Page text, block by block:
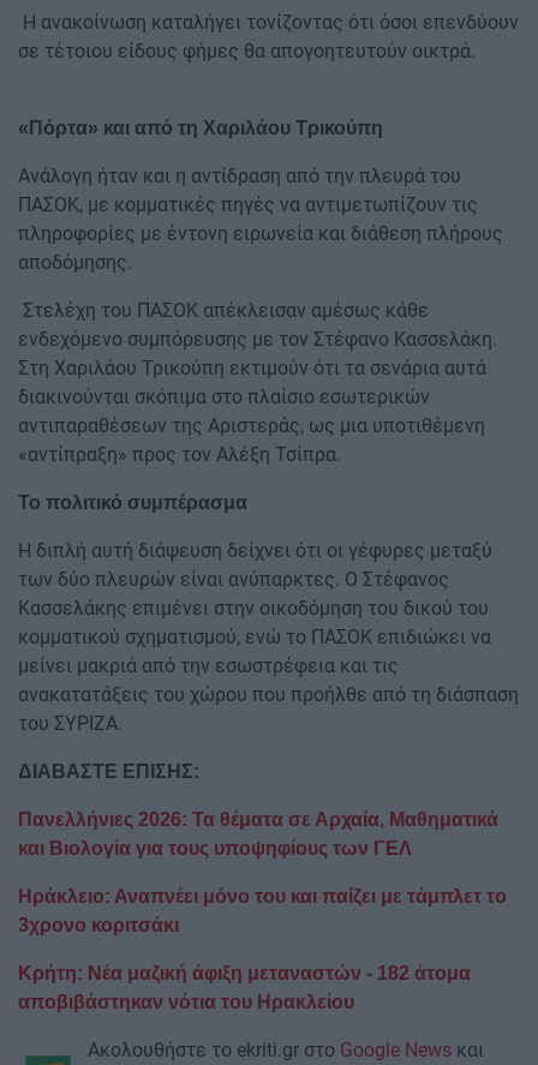
Η ανακοίνωση καταλήγει τονίζοντας ότι όσοι επενδύουν
σε τέτοιου είδους φήμες θα απογοητευτούν οικτρά.
«Πόρτα» και από τη Χαριλάου Τρικούπη
Ανάλογη ήταν και η αντίδραση από την πλευρά του
ΠΑΣΟΚ, με κομματικές πηγές να αντιμετωπίζουν τις
πληροφορίες με έντονη ειρωνεία και διάθεση πλήρους
αποδόμησης.
Στελέχη του ΠΑΣΟΚ απέκλεισαν αμέσως κάθε
ενδεχόμενο συμπόρευσης με τον Στέφανο Κασσελάκη.
Στη Χαριλάου Τρικούπη εκτιμούν ότι τα σενάρια αυτά
διακινούνται σκόπιμα στο πλαίσιο εσωτερικών
αντιπαραθέσεων της Αριστεράς, ως μια υποτιθέμενη
«αντίπραξη» προς τον Αλέξη Τσίπρα.
Το πολιτικό συμπέρασμα
Η διπλή αυτή διάψευση δείχνει ότι οι γέφυρες μεταξύ
των δύο πλευρών είναι ανύπαρκτες. Ο Στέφανος
Κασσελάκης επιμένει στην οικοδόμηση του δικού του
κομματικού σχηματισμού, ενώ το ΠΑΣΟΚ επιδιώκει να
μείνει μακριά από την εσωστρέφεια και τις
ανακατατάξεις του χώρου που προήλθε από τη διάσπαση
του ΣΥΡΙΖΑ.
ΔΙΑΒΑΣΤΕ ΕΠΙΣΗΣ:
Πανελλήνιες 2026: Τα θέματα σε Αρχαία, Μαθηματικά
και Βιολογία για τους υποψηφίους των ΓΕΛ
Ηράκλειο: Αναπνέει μόνο του και παίζει με τάμπλετ το
3χρονο κοριτσάκι
Κρήτη: Νέα μαζική άφιξη μεταναστών - 182 άτομα
αποβιβάστηκαν νότια του Ηρακλείου
Ακολουθήστε το ekriti.gr στο Google News και